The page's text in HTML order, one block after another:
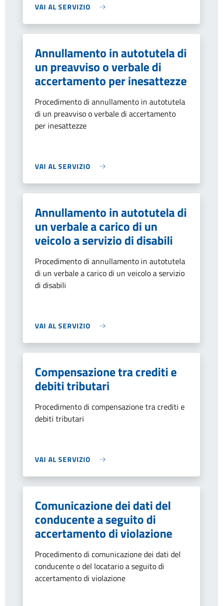
VAI AL SERVIZIO
Annullamento in autotutela di
un preavviso o verbale di
accertamento per inesattezze
Procedimento di annullamento in autotutela
di un preavviso o verbale di accertamento
per inesattezze
VAI AL SERVIZIO
Annullamento in autotutela di
un verbale a carico di un
veicolo a servizio di disabili
Procedimento di annullamento in autotutela
di un verbale a carico di un veicolo a servizio
di disabili
VAI AL SERVIZIO
Compensazione tra crediti e
debiti tributari
Procedimento di compensazione tra crediti e
debiti tributari
VAI AL SERVIZIO
Comunicazione dei dati del
conducente a seguito di
accertamento di violazione
Procedimento di comunicazione dei dati del
conducente o del locatario a seguito di
accertamento di violazione